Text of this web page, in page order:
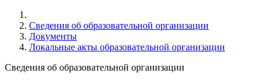
Cведения об образовательной организации
Документы
Локальные акты образовательной организации
Cведения об образовательной организации